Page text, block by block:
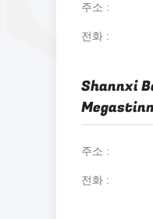
주소
전화
Shannxi
주소
전화